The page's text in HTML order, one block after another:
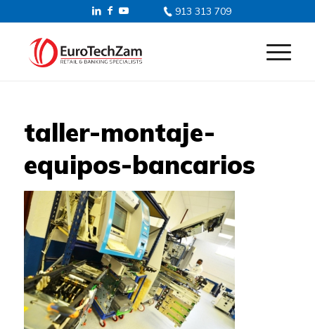
913 313 709
taller-montaje-
equipos-bancarios